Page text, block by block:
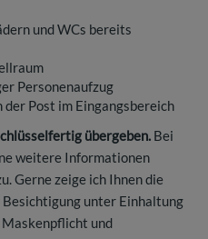
und WCs bereits
Personenaufzug
Post im Eingangsbereich
übergeben. Bei
weitere Informationen
Gerne zeige ich Ihnen die
unter Einhaltung
und